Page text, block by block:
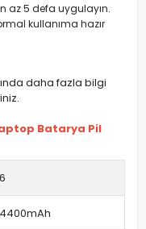
az 5 defa uygulayın.
kullanıma hazır
daha fazla bilgi
Batarya Pil
6
4400mAh